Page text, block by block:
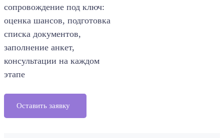
сопровождение под ключ:
оценка шансов, подготовка
списка документов,
заполнение анкет,
консультации на каждом
этапе
Оставить заявку